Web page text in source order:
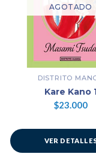
AGOTADO
DISTRITO
Kare Kano
$23.000
VER